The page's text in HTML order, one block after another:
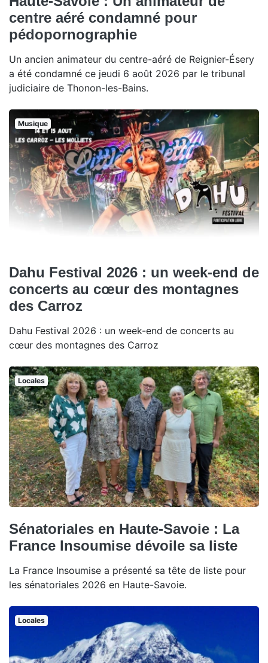
centre aéré condamné pour
pédopornographie
Un ancien animateur du centre-aéré de Reignier-Ésery
a été condamné ce jeudi 6 août 2026 par le tribunal
judiciaire de Thonon-les-Bains.
Musique
Dahu Festival 2026 : un week-end de
concerts au cœur des montagnes
des Carroz
Dahu Festival 2026 : un week-end de concerts au
cœur des montagnes des Carroz
Locales
Sénatoriales en Haute-Savoie : La
France Insoumise dévoile sa liste
La France Insoumise a présenté sa tête de liste pour
les sénatoriales 2026 en Haute-Savoie.
Locales